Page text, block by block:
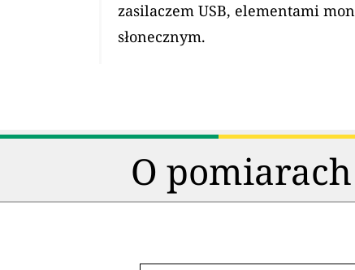
zasilaczem USB, elementami
słonecznym.
O